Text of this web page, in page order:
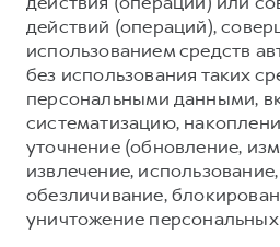
Коллекция Детская
действий (операций),
использованием средств
без использования таких
персональными данными,
систематизацию,
уточнение (обновление,
извлечение,
обезличивание,
уничтожение